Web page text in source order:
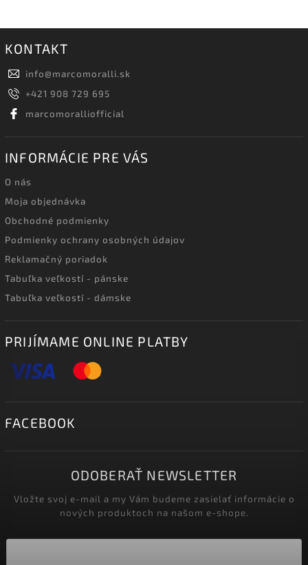
KONTAKT
info@marcomoralli.sk
+421 908 729 695
marcomoralliofficial
INFORMÁCIE PRE VÁS
O nás
Moja objednávka
Obchodné podmienky
Podmienky ochrany osobných údajov
Reklamačný poriadok
Tabuľka veľkostí - pánske
Tabuľka veľkostí - dámske
PRIJÍMAME ONLINE PLATBY
FACEBOOK
ODOBERAŤ NEWSLETTER
Vložte svoj e-mail a my Vám budeme zasielať informácie o
nových produktoch na našom e-shope.